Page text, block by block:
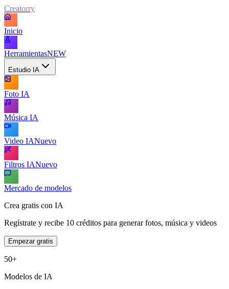
Creatorry
Inicio
HerramientasNEW
Estudio IA
Foto IA
Música IA
Video IANuevo
Filtros IANuevo
Mercado de modelos
Crea gratis con IA
Regístrate y recibe 10 créditos para generar fotos, música y videos
Empezar gratis
50+
Modelos de IA